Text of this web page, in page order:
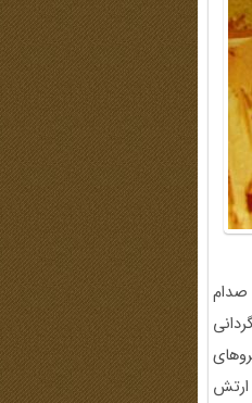
صدام
34 ﺭﻭﺯ ﺩﺭ ﻣﻘﺎﺑﻞ ارتش